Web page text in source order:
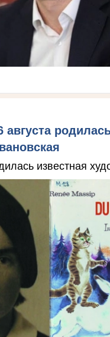
августа
известная